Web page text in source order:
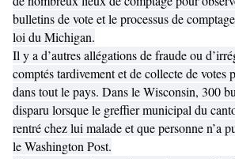
bulletins de vote et le processus de
loi du Michigan.
Il y a d’autres allégations de fraude ou
comptés tardivement et de collecte de votes
dans tout le pays. Dans le Wisconsin, 300
disparu lorsque le greffier municipal du
rentré chez lui malade et que personne n’a
le Washington Post.